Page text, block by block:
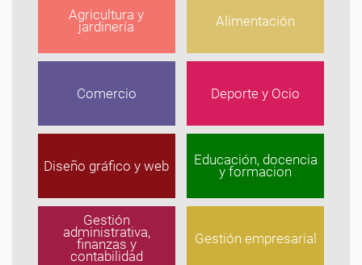
Agricultura y
jardinería Alimentación
Comercio Deporte y Ocio
Diseño gráfico y web Educación, docencia
y formacion
Gestión
administrativa,
finanzas y
contabilidad
Gestión empresarial